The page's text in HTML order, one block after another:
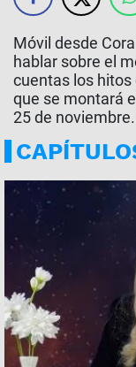
Móvil desde
hablar sobre el
cuentas los hitos
que se montará
25 de